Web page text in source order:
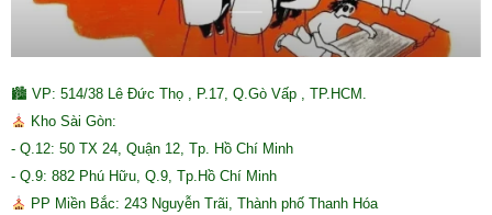
🏙 VP: 514/38 Lê Đức Thọ , P.17, Q.Gò Vấp , TP.HCM.
Kho Sài Gòn:
- Q.12: 50 TX 24, Quận 12, Tp. Hồ Chí Minh
- Q.9: 882 Phú Hữu, Q.9, Tp.Hồ Chí Minh
PP Miền Bắc: 243 Nguyễn Trãi, Thành phố Thanh Hóa